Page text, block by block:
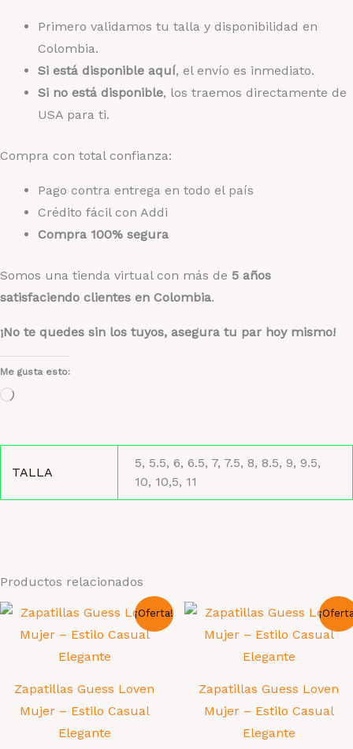
Primero validamos tu talla y disponibilidad en
Colombia.
Si está disponible aquí, el envío es inmediato.
Si no está disponible, los traemos directamente de
USA para ti.
Compra con total confianza:
Pago contra entrega en todo el país
Crédito fácil con Addi
Compra 100% segura
Somos una tienda virtual con más de 5 años
satisfaciendo clientes en Colombia.
¡No te quedes sin los tuyos, asegura tu par hoy mismo!
Me gusta esto:
Cargando...
TALLA
5, 5.5, 6, 6.5, 7, 7.5, 8, 8.5, 9, 9.5,
10, 10,5, 11
Productos relacionados
¡Oferta!
Zapatillas Guess Loven
Mujer – Estilo Casual
Elegante
Zapatillas Guess Loven
Mujer – Estilo Casual
Elegante